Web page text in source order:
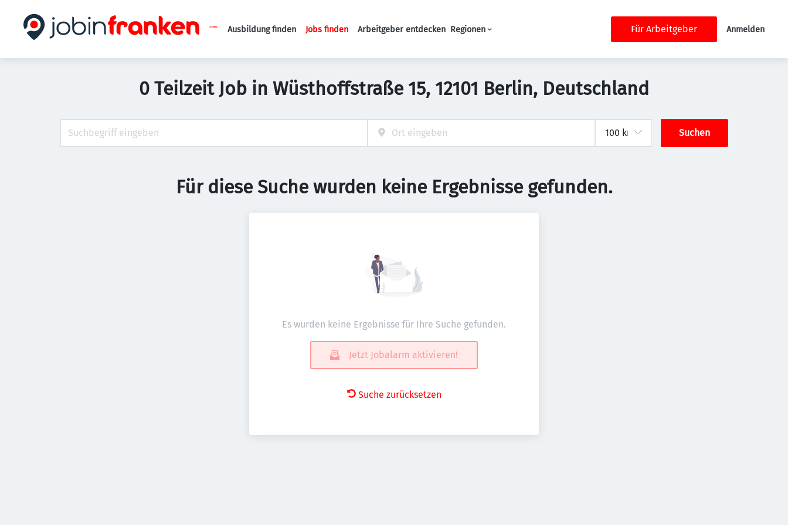
Haupt-Navigation
Ausbildung finden Jobs finden Arbeitgeber entdecken Regionen Für Arbeitgeber Anmelden
0 Teilzeit Job in Wüsthoffstraße 15, 12101 Berlin, Deutschland
Suchen
Für diese Suche wurden keine Ergebnisse gefunden.
Es wurden keine Ergebnisse für Ihre Suche gefunden.
Jetzt Jobalarm aktivieren!
Suche zurücksetzen